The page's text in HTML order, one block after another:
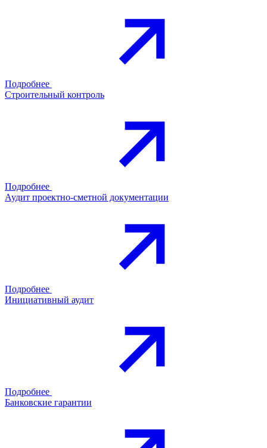
Подробнее
Строительный контроль
Подробнее
Аудит проектно-сметной документации
Подробнее
Инициативный аудит
Подробнее
Банковские гарантии